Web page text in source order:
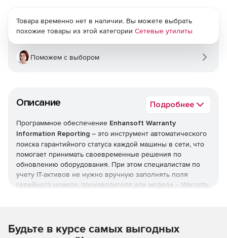
Описание Подробнее
Программное обеспечение Enhansoft Warranty
Information Reporting – это инструмент автоматического
поиска гарантийного статуса каждой машины в сети, что
помогает принимать своевременные решения по
обновлению оборудования. При этом специалистам по
учету IT-активов не нужно вручную заполнять поля
серийного номера, производителя или модели – Warranty
SCCM 2012 или SCCM 2007, где пользователь может
запустить следующие отчеты SQL Server Reporting
Товара временно нет в наличии. Вы можете выбрать
похожие товары из этой категории Сетевые утилиты
Поможем с выбором
Будьте в курсе самых выгодных